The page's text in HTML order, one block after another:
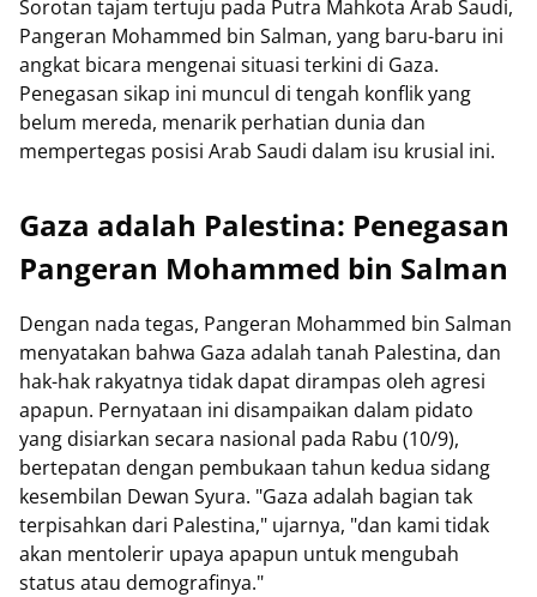
Sorotan tajam tertuju pada Putra Mahkota Arab Saudi,
Pangeran Mohammed bin Salman, yang baru-baru ini
angkat bicara mengenai situasi terkini di Gaza.
Penegasan sikap ini muncul di tengah konflik yang
belum mereda, menarik perhatian dunia dan
mempertegas posisi Arab Saudi dalam isu krusial ini.
Gaza adalah Palestina: Penegasan
Pangeran Mohammed bin Salman
Dengan nada tegas, Pangeran Mohammed bin Salman
menyatakan bahwa Gaza adalah tanah Palestina, dan
hak-hak rakyatnya tidak dapat dirampas oleh agresi
apapun. Pernyataan ini disampaikan dalam pidato
yang disiarkan secara nasional pada Rabu (10/9),
bertepatan dengan pembukaan tahun kedua sidang
kesembilan Dewan Syura. "Gaza adalah bagian tak
terpisahkan dari Palestina," ujarnya, "dan kami tidak
akan mentolerir upaya apapun untuk mengubah
status atau demografinya."